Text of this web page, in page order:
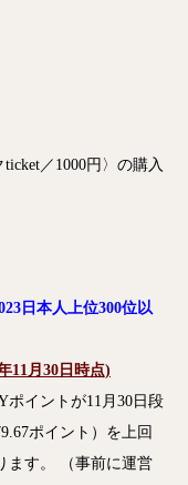
／1000円〉の購入
日本人上位300位以
11月30日時点)
ポイントが11月30日段
ポイント）を上回
ます。 （事前に運営